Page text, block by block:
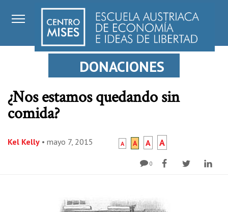
DONACIONES
¿Nos estamos quedando sin
comida?
Kel Kelly • mayo 7, 2015 A A A A
0